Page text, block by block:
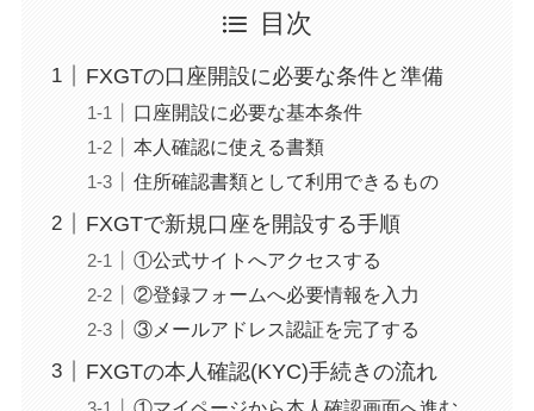
目次
FXGTの口座開設に必要な条件と準備
口座開設に必要な基本条件
本人確認に使える書類
住所確認書類として利用できるもの
FXGTで新規口座を開設する手順
①公式サイトへアクセスする
②登録フォームへ必要情報を入力
③メールアドレス認証を完了する
FXGTの本人確認(KYC)手続きの流れ